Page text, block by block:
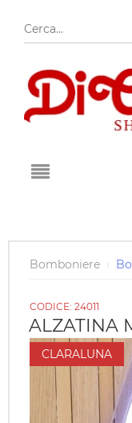
Bomboniere ›
CODICE: 24011
ALZATINA
CLARALUNA